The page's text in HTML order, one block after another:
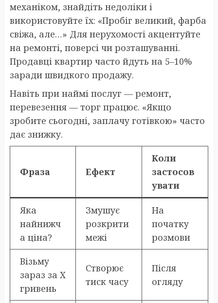
механіком, знайдіть недоліки і
використовуйте їх: «Пробіг великий, фарба
свіжа, але…» Для нерухомості акцентуйте
на ремонті, поверсі чи розташуванні.
Продавці квартир часто йдуть на 5–10%
заради швидкого продажу.
Навіть при наймі послуг — ремонт,
перевезення — торг працює. «Якщо
зробите сьогодні, заплачу готівкою» часто
дає знижку.
Фраза Ефект
Коли
застосов
увати
Яка
найнижч
а ціна?
Змушує
розкрити
межі
На
початку
розмови
Візьму
зараз за X
гривень
Створює
тиск часу
Після
огляду